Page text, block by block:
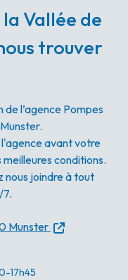
Vallée de
trouver
de l’agence Pompes
avant votre
conditions.
nous joindre à tout
Munster
17h45